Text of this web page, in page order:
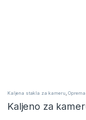
Kaljena stakla za kameru ,
Kaljeno za